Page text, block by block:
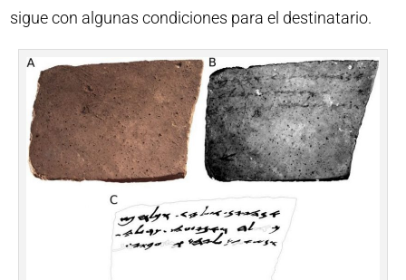
sigue con algunas condiciones para el destinatario.